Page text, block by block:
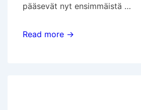
pääsevät nyt ensimmäistä …
Uutta
Read more →